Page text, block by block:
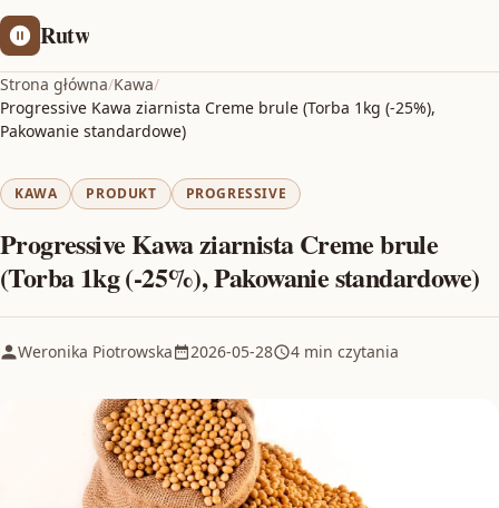
Rutw
Strona główna/Kawa/
Progressive Kawa ziarnista Creme brule (Torba 1kg (-25%),
Pakowanie standardowe)
KAWA PRODUKT PROGRESSIVE
Progressive Kawa ziarnista Creme brule
(Torba 1kg (-25%), Pakowanie standardowe)
Weronika Piotrowska 2026-05-28 4 min czytania